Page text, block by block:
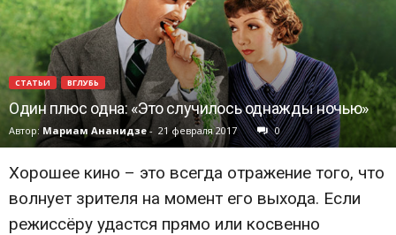
СТАТЬИ ВГЛУБЬ
Один плюс одна: «Это случилось однажды ночью»
Автор: Мариам Ананидзе- 21 февраля 2017 0
Хорошее кино – это всегда отражение того, что
волнует зрителя на момент его выхода. Если
режиссёру удастся прямо или косвенно